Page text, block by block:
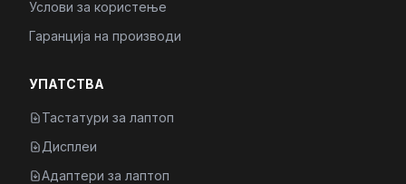
Услови за користење
Гаранција на производи
УПАТСТВА
Тастатури за лаптоп
Дисплеи
Адаптери за лаптоп